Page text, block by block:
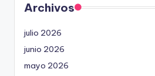
Archivos
julio 2026
junio 2026
mayo 2026